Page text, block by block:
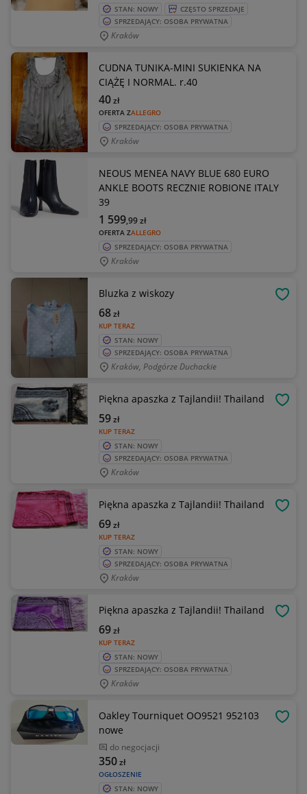
STAN: NOWY
CZĘSTO SPRZEDAJE
SPRZEDAJĄCY: OSOBA PRYWATNA
Kraków
CUDNA TUNIKA-MINI SUKIENKA NA
CIĄŻĘ I NORMAL. r.40
OFERTA ZALLEGRO
40zł
SPRZEDAJĄCY: OSOBA PRYWATNA
Kraków
NEOUS MENEA NAVY BLUE 680 EURO
ANKLE BOOTS RECZNIE ROBIONE ITALY
39
OFERTA ZALLEGRO
1 599,99zł
SPRZEDAJĄCY: OSOBA PRYWATNA
Kraków
Bluzka z wiskozy
KUP TERAZ
68zł
STAN: NOWY
SPRZEDAJĄCY: OSOBA PRYWATNA
Kraków, Podgórze Duchackie
Piękna apaszka z Tajlandii! Thailand
KUP TERAZ
59zł
STAN: NOWY
SPRZEDAJĄCY: OSOBA PRYWATNA
Kraków
Piękna apaszka z Tajlandii! Thailand
KUP TERAZ
69zł
STAN: NOWY
SPRZEDAJĄCY: OSOBA PRYWATNA
Kraków
Piękna apaszka z Tajlandii! Thailand
KUP TERAZ
69zł
STAN: NOWY
SPRZEDAJĄCY: OSOBA PRYWATNA
Kraków
Oakley Tourniquet OO9521 952103
nowe
do negocjacji
OGŁOSZENIE
350zł
STAN: NOWY